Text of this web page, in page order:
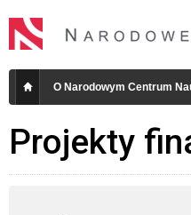
O Narodowym Centrum
Projekty